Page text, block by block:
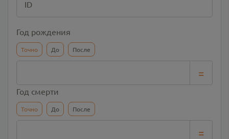
ID
Год рождения
Точно До После
=
Год смерти
Точно До После
=